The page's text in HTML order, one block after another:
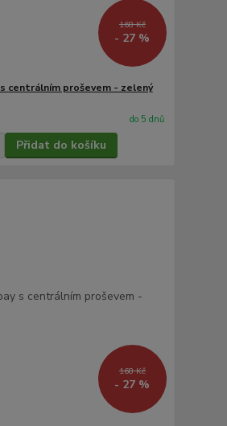
168 Kč
- 27 %
centrálním proševem - zelený
do 5 dnů
Přidat do košíku
168 Kč
- 27 %